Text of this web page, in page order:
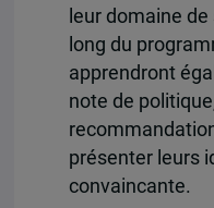
leur domaine
long du
apprendront
note de
présenter leurs
convaincante.